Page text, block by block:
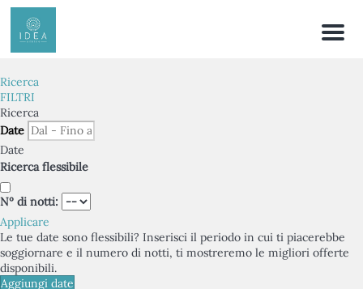
Menu
Ricerca
FILTRI
Ricerca
Date
Date
Ricerca flessibile
Nº di notti:
Applicare
Le tue date sono flessibili? Inserisci il periodo in cui ti piacerebbe
soggiornare e il numero di notti, ti mostreremo le migliori offerte
disponibili.
Aggiungi date